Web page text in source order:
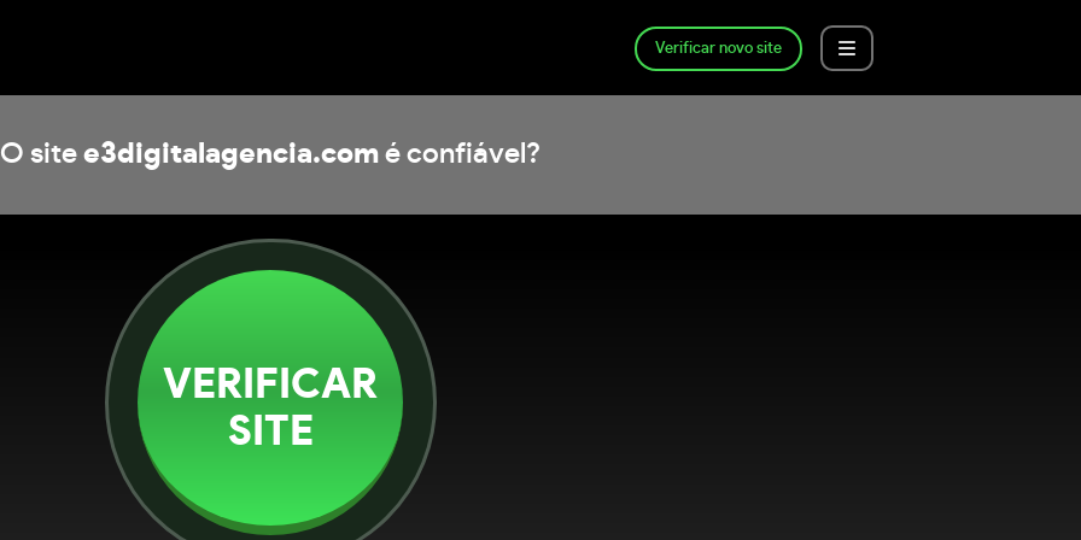
Verificar novo site
O site e3digitalagencia.com é confiável?
VERIFICAR
SITE